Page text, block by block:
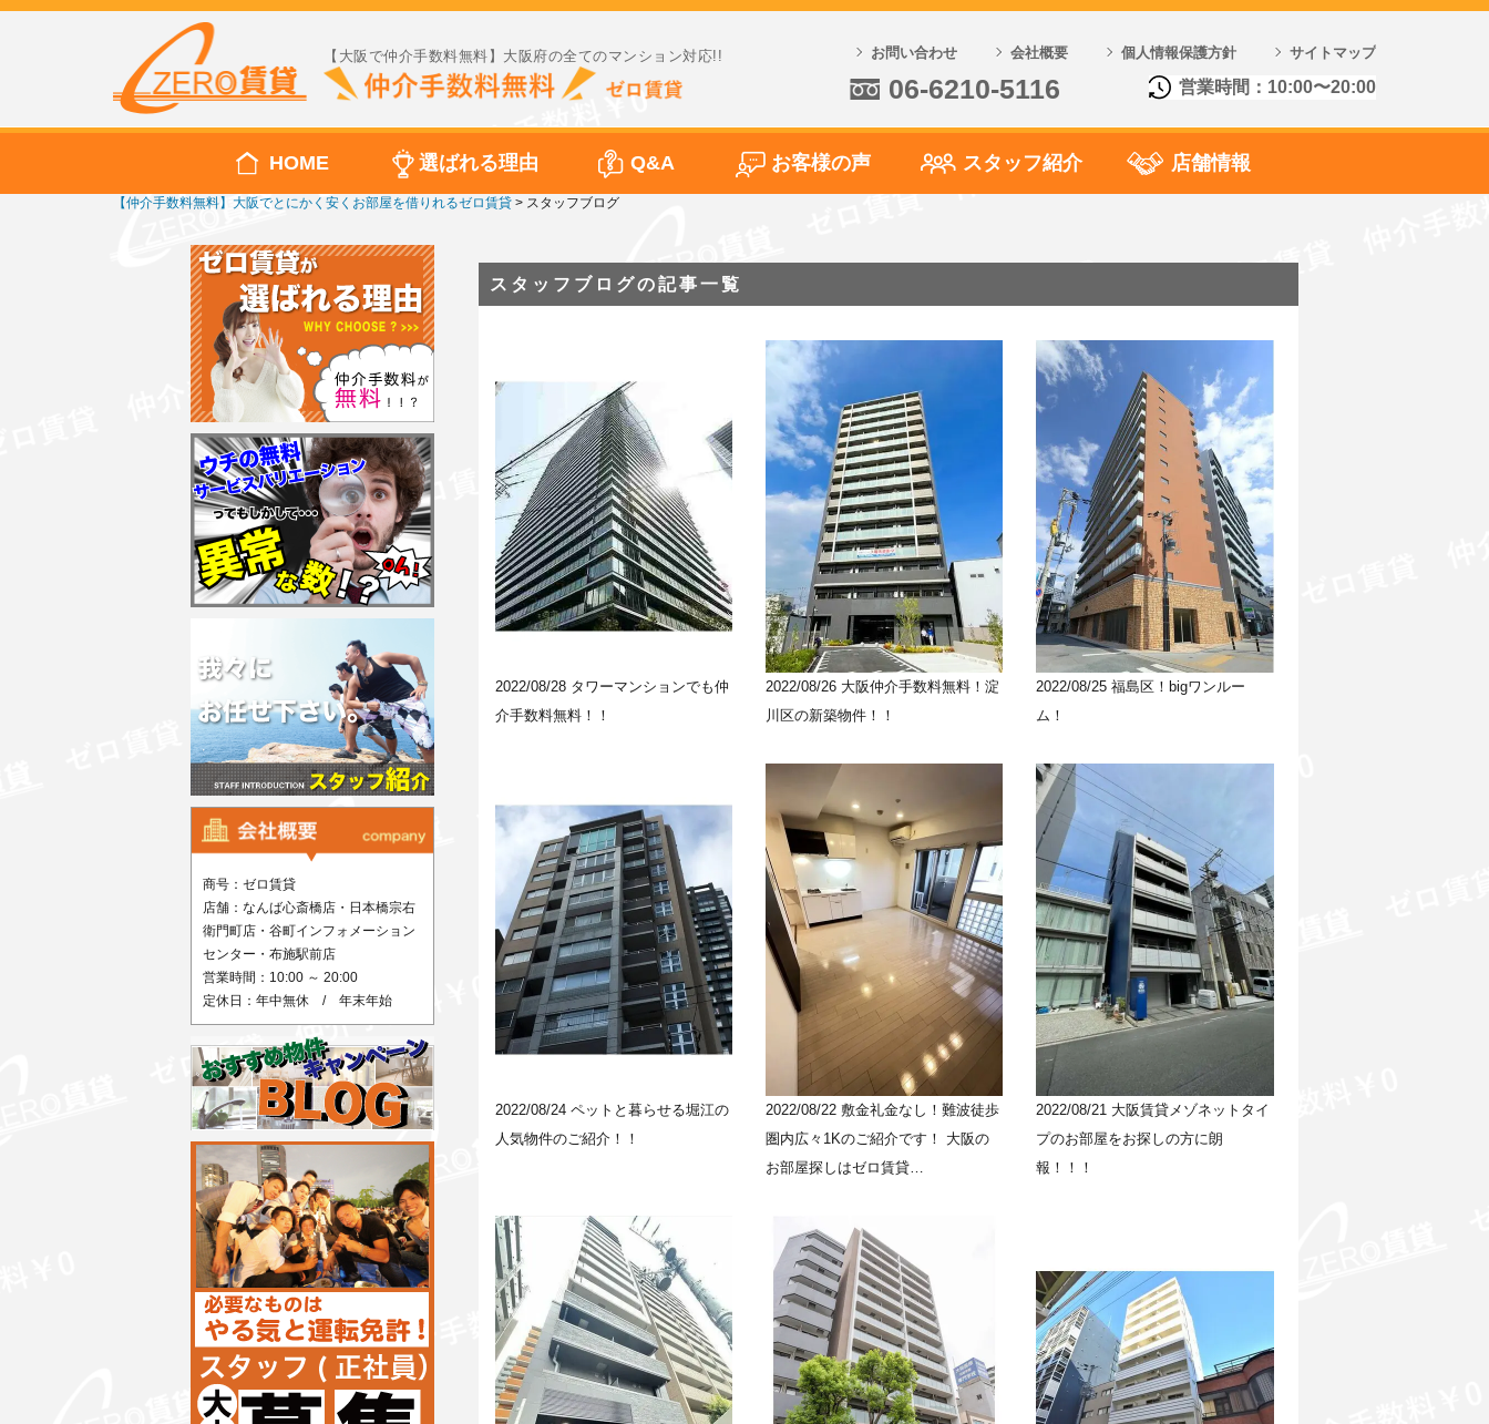
【大阪で仲介手数料無料】大阪府の全てのマンション対応!! お問い合わせ 会社概要 個人情報保護方針 サイトマップ
06-6210-5116 営業時間：10:00〜20:00
HOME 選ばれる理由 Q&A お客様の声 スタッフ紹介 店舗情報
【仲介手数料無料】大阪でとにかく安くお部屋を借りれるゼロ賃貸 > スタッフブログ
スタッフブログの記事一覧
2022/08/28 タワーマンションでも仲
介手数料無料！！
2022/08/26 大阪仲介手数料無料！淀
川区の新築物件！！
2022/08/25 福島区！bigワンルー
ム！
2022/08/24 ペットと暮らせる堀江の
人気物件のご紹介！！
2022/08/22 敷金礼金なし！難波徒歩
圏内広々1Kのご紹介です！ 大阪の
お部屋探しはゼロ賃貸…
2022/08/21 大阪賃貸メゾネットタイ
プのお部屋をお探しの方に朗
報！！！
商号：ゼロ賃貸
店舗：なんば心斎橋店・日本橋宗右
衛門町店・谷町インフォメーション
センター・布施駅前店
営業時間：10:00 ～ 20:00
定休日：年中無休 / 年末年始